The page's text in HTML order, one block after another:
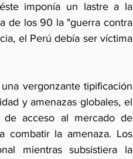
imponía un lastre a la
de los 90 la "guerra contra
el Perú debía ser víctima
vergonzante tipificación
y amenazas globales, el
de acceso al mercado de
combatir la amenaza. Los
mientras subsistiera la